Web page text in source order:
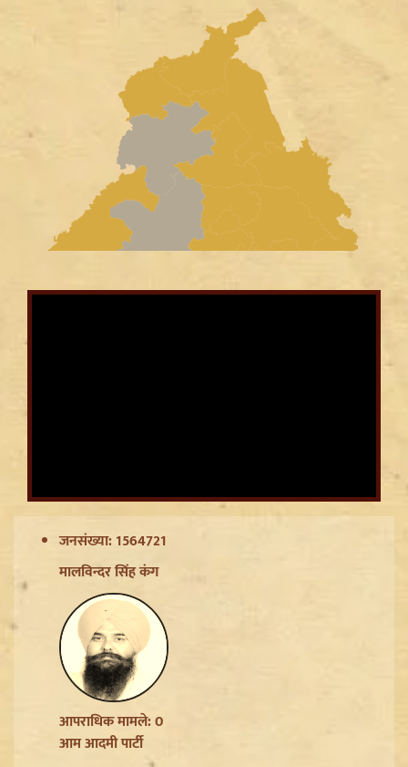
Ladakh Formation Day: शांति और विकास की नई ऊंचाइयों
पर लद्दाख, LG ने PM Modi और Amit Shah का जताया
आभार
Trisha Krishnan पर टिप्पणी मामले में Udhayanidhi Stalin
Arrest, जानें चेन्नई पुलिस ने कौन सी धाराएं लगाईं
जनसंख्या: 1564721
मालविन्दर सिंह कंग
आपराधिक मामले: 0
आम आदमी पार्टी